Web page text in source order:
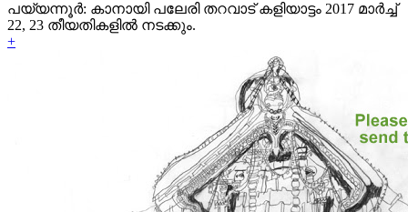
പയ്യന്നൂര്‍: കാനായി പലേരി തറവാട് കളിയാട്ടം 2017 മാര്‍ച്ച്
22, 23 തീയതികളില്‍ നടക്കും.
+